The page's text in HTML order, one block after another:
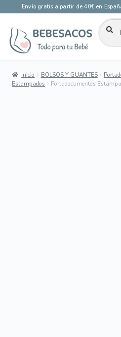
Envío gratis a partir de 40€ en
Buscar
por:
Inicio BOLSOS Y GUANTES
Estampados
Portadocumentos